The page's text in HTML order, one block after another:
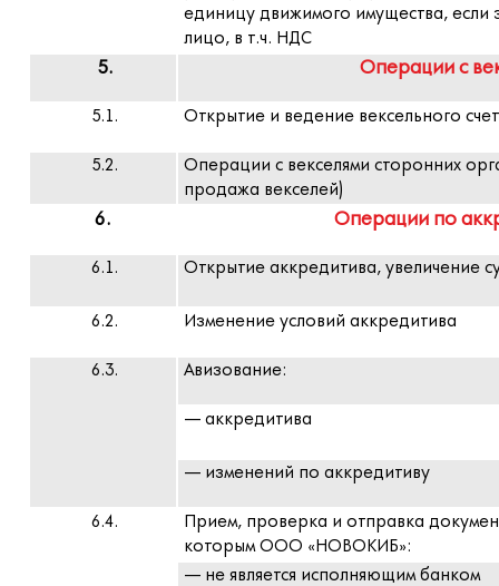
единицу движимого имущества, если
лицо, в т.ч. НДС
5. Операции с
5.1. Открытие и ведение вексельного
5.2.
Операции с векселями сторонних
продажа векселей)
6. Операции по
6.1. Открытие аккредитива, увеличение
6.2. Изменение условий аккредитива
6.3. Авизование:
— аккредитива
— изменений по аккредитиву
6.4.
Прием, проверка и отправка
которым ООО «НОВОКИБ»:
— не является исполняющим банком